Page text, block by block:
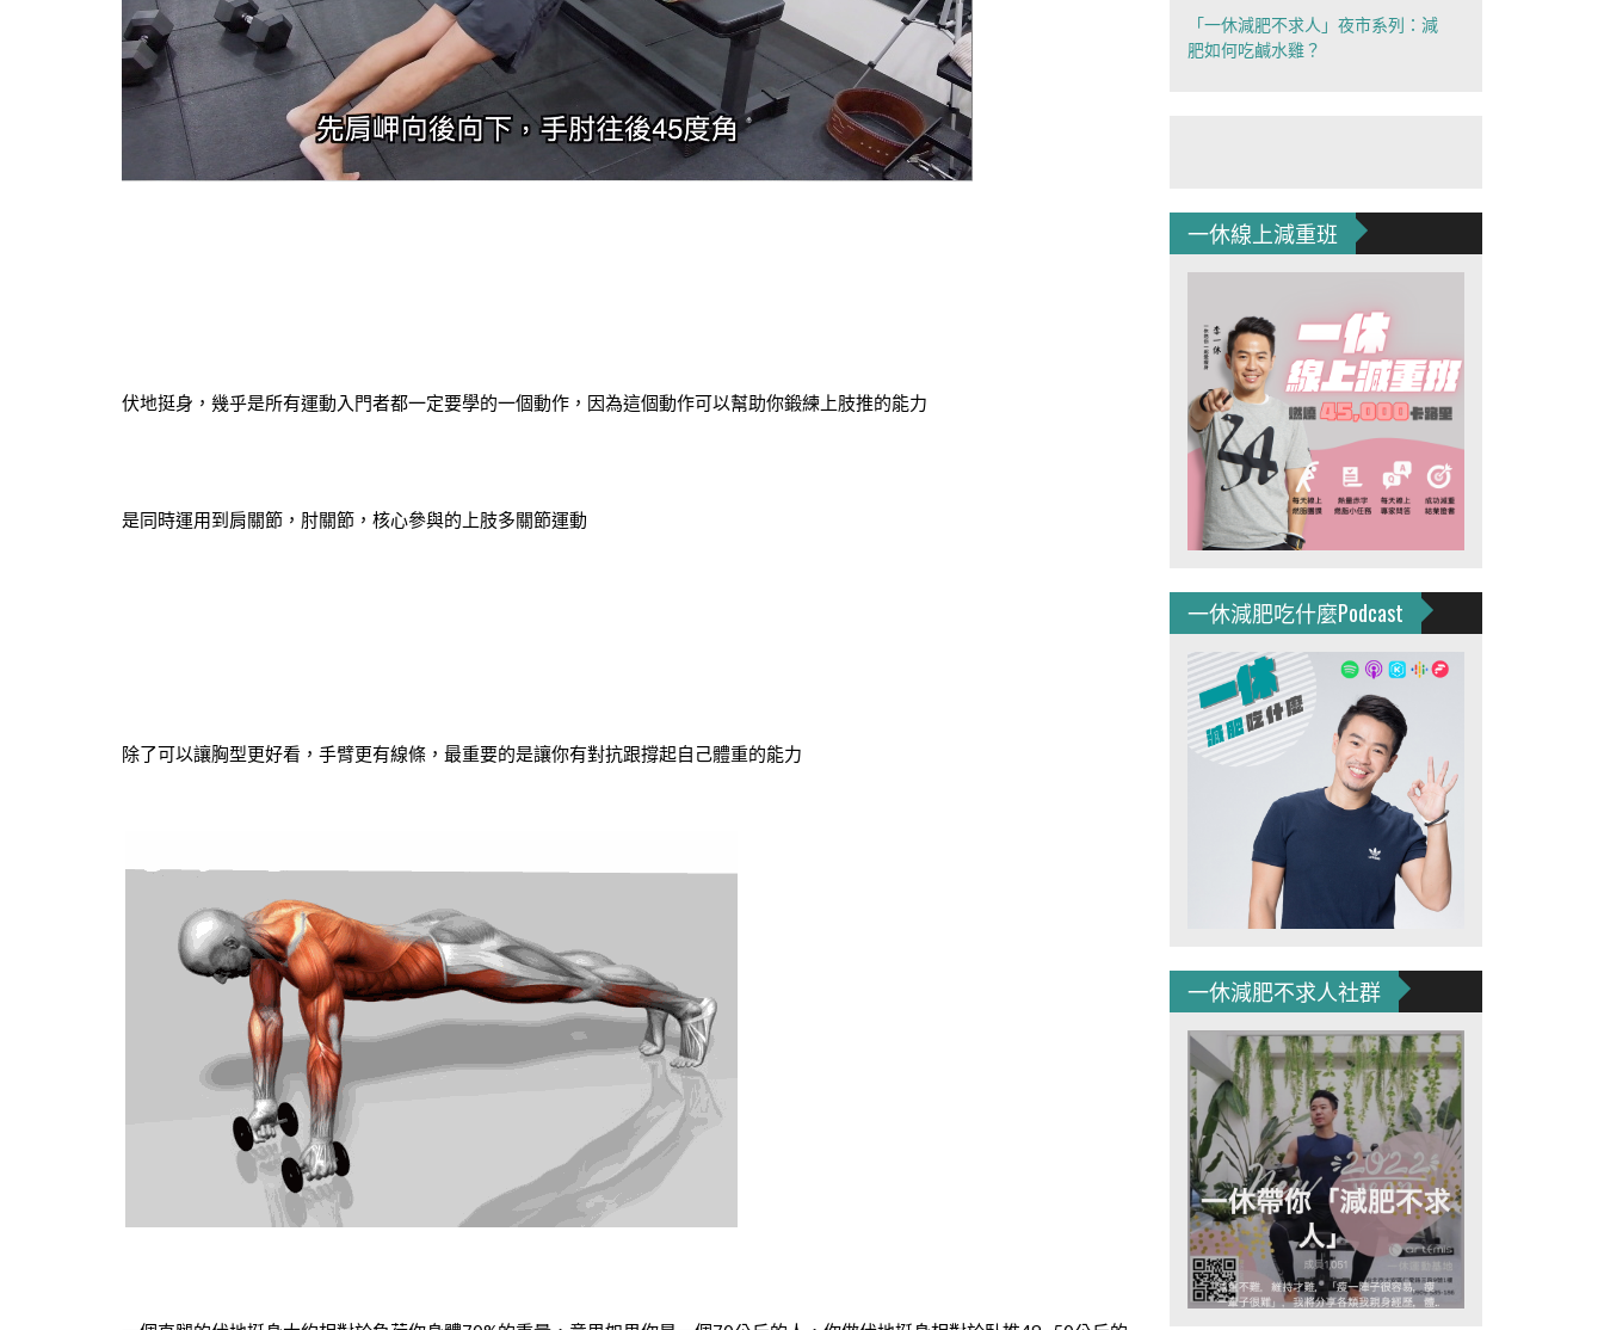
伏地挺身，幾乎是所有運動入門者都一定要學的一個動作，因為這個動作可以幫助你鍛練上肢推的能力
是同時運用到肩關節，肘關節，核心參與的上肢多關節運動
除了可以讓胸型更好看，手臂更有線條，最重要的是讓你有對抗跟撐起自己體重的能力
「一休減肥不求人」夜市系列：減
肥如何吃鹹水雞？
一休線上減重班
一休減肥吃什麼Podcast
一休減肥不求人社群